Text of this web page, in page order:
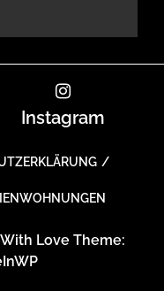
Instagram
Love Theme: